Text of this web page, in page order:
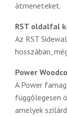
átmeneteket.
RST oldalfal
Az RST
hosszában,
Power
A Power
függőlegesen
amelyek